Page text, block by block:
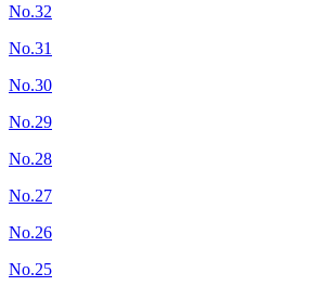
No.32
No.31
No.30
No.29
No.28
No.27
No.26
No.25